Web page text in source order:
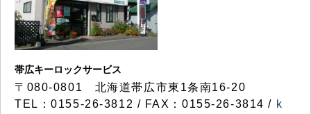
帯広キーロックサービス
〒080-0801 北海道帯広市東1条南16-20
TEL：0155-26-3812 / FAX：0155-26-3814 / k